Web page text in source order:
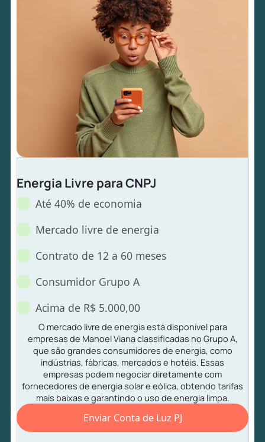
Energia Livre para CNPJ
Até 40% de economia
Mercado livre de energia
Contrato de 12 a 60 meses
Consumidor Grupo A
Acima de R$ 5.000,00
O mercado livre de energia está disponível para
empresas de Manoel Viana classificadas no Grupo A,
que são grandes consumidores de energia, como
indústrias, fábricas, mercados e hotéis. Essas
empresas podem negociar diretamente com
fornecedores de energia solar e eólica, obtendo tarifas
mais baixas e garantindo o uso de energia limpa.
Enviar Conta de Luz PJ